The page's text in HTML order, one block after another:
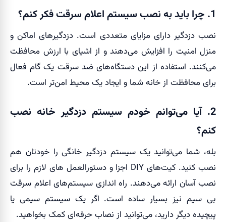
1. چرا باید به نصب سیستم اعلام سرقت فکر کنم؟
نصب دزدگیر دارای مزایای متعددی است. دزدگیرهای اماکن و
منزل امنیت را افزایش می‌دهند و از اشیای با ارزش محافظت
می‌کنند. استفاده از این دستگاه‌های ضد سرقت یک گام فعال
برای محافظت از خانه شما و ایجاد یک محیط امن‌تر است.
2. آیا می‌توانم خودم سیستم دزدگیر خانه نصب
کنم؟
بله، شما می‌توانید یک سیستم دزدگیر خانگی را خودتان هم
نصب کنید. کیت‌های DIY اجزا و دستورالعمل های لازم را برای
نصب آسان ارائه می‌دهند. راه اندازی سیستم‌های اعلام سرقت
بی سیم نیز بسیار ساده است. اگر یک سیستم سیمی یا
پیچیده دیگر دارید، می‌توانید از نصاب حرفه‌ای کمک بخواهید.